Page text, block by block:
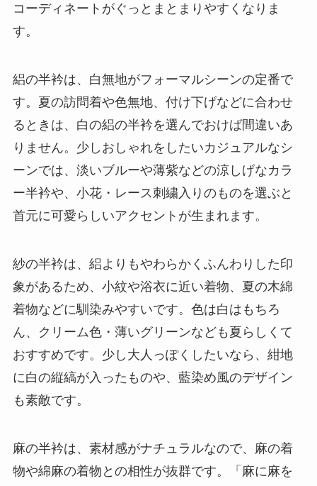
コーディネートがぐっとまとまりやすくなりま
す。
絽の半衿は、白無地がフォーマルシーンの定番で
す。夏の訪問着や色無地、付け下げなどに合わせ
るときは、白の絽の半衿を選んでおけば間違いあ
りません。少しおしゃれをしたいカジュアルなシ
ーンでは、淡いブルーや薄紫などの涼しげなカラ
ー半衿や、小花・レース刺繍入りのものを選ぶと
首元に可愛らしいアクセントが生まれます。
紗の半衿は、絽よりもやわらかくふんわりした印
象があるため、小紋や浴衣に近い着物、夏の木綿
着物などに馴染みやすいです。色は白はもちろ
ん、クリーム色・薄いグリーンなども夏らしくて
おすすめです。少し大人っぽくしたいなら、紺地
に白の縦縞が入ったものや、藍染め風のデザイン
も素敵です。
麻の半衿は、素材感がナチュラルなので、麻の着
物や綿麻の着物との相性が抜群です。「麻に麻を